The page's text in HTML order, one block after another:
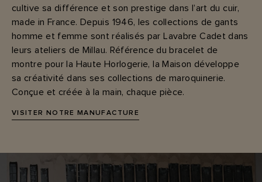
cultive sa différence et son prestige dans l’art du cuir,
made in France. Depuis 1946, les collections de gants
homme et femme sont réalisés par Lavabre Cadet dans
leurs ateliers de Millau. Référence du bracelet de
montre pour la Haute Horlogerie, la Maison développe
sa créativité dans ses collections de maroquinerie.
Conçue et créée à la main, chaque pièce.
VISITER NOTRE MANUFACTURE